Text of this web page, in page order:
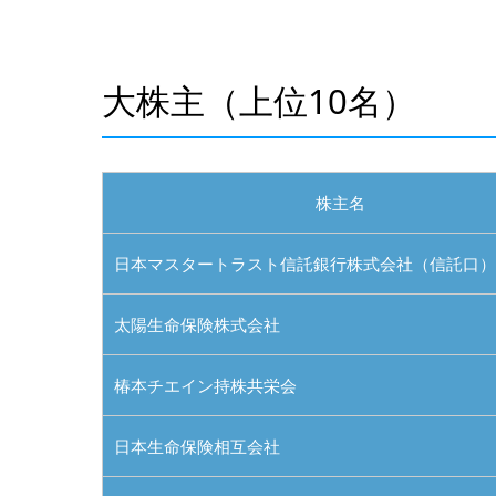
大株主（上位10名）
株主名
日本マスタートラスト信託銀行株式会社（信託口）
太陽生命保険株式会社
椿本チエイン持株共栄会
日本生命保険相互会社